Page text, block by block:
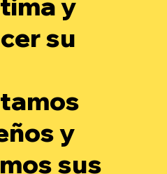
su
y
sus